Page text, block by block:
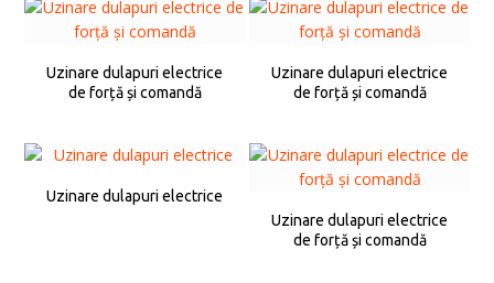
Uzinare dulapuri electrice
de forță și comandă
Uzinare dulapuri electrice
de forță și comandă
Uzinare dulapuri electrice
Uzinare dulapuri electrice
de forță și comandă